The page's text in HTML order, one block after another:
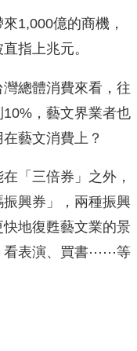
1,000億的商機，
指上兆元。
總體消費來看，往
，藝文界業者也
藝文消費上？
「三倍券」之外，
興券」，兩種振興
地復甦藝文業的景
看表演、買書⋯⋯等